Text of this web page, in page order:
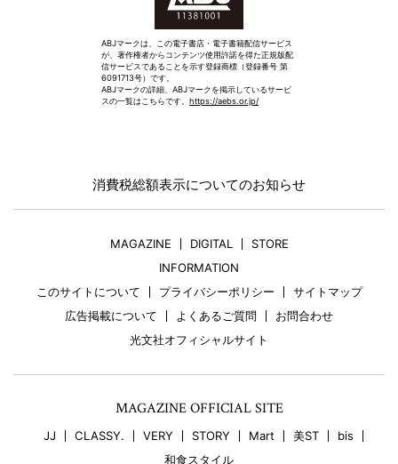
ABJマークは、この電子書店・電子書籍配信サービス
が、著作権者からコンテンツ使用許諾を得た正規版配
信サービスであることを示す登録商標（登録番号 第
6091713号）です。
ABJマークの詳細、ABJマークを掲示しているサービ
スの一覧はこちらです。 https://aebs.or.jp/
消費税総額表示についてのお知らせ
MAGAZINE DIGITAL
STORE
INFORMATION
このサイトについて
プライバシーポリシー
サイトマップ
広告掲載について
よくあるご質問
お問合わせ
光文社オフィシャルサイト
MAGAZINE OFFICIAL SITE
JJ CLASSY. VERY STORY Mart 美ST
bis
和食スタイル